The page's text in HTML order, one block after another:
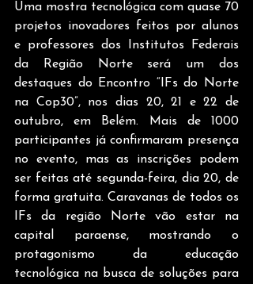
Uma mostra tecnológica com quase 70
projetos inovadores feitos por alunos
e professores dos Institutos Federais
da Região Norte será um dos
destaques do Encontro “IFs do Norte
na Cop30”, nos dias 20, 21 e 22 de
outubro, em Belém. Mais de 1000
participantes já confirmaram presença
no evento, mas as inscrições podem
ser feitas até segunda-feira, dia 20, de
forma gratuita. Caravanas de todos os
IFs da região Norte vão estar na
capital paraense, mostrando o
protagonismo da educação
tecnológica na busca de soluções para